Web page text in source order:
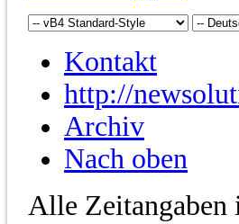
Kontakt
http://
Archiv
Nach oben
Alle